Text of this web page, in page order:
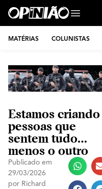
MATÉRIAS COLUNISTAS
Estamos criando
pessoas que
sentem tudo…
menos o outro
Publicado em
29/03/2026
por Richard